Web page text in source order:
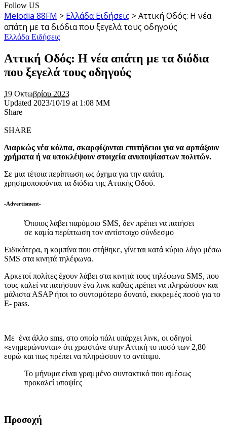
Follow US
Melodia 88FM > Ελλάδα Ειδήσεις >Αττική Οδός: Η νέα
απάτη με τα διόδια που ξεγελά τους οδηγούς
Ελλάδα Ειδήσεις
Αττική Οδός: Η νέα απάτη με τα διόδια
που ξεγελά τους οδηγούς
19 Οκτωβρίου 2023
Updated 2023/10/19 at 1:08 ΜΜ
Share
SHARE
Διαρκώς νέα κόλπα, σκαρφίζονται επιτήδειοι για να αρπάξουν
χρήματα ή να υποκλέψουν στοιχεία ανυποψίαστων πολιτών.
Σε μια τέτοια περίπτωση ως όχημα για την απάτη,
χρησιμοποιούνται τα διόδια της Αττικής Οδού.
-Advertisment-
Όποιος λάβει παρόμοιο SMS, δεν πρέπει να πατήσει
σε καμία περίπτωση τον αντίστοιχο σύνδεσμο
Ειδικότερα, η κομπίνα που στήθηκε, γίνεται κατά κύριο λόγο μέσω
SMS στα κινητά τηλέφωνα.
Αρκετοί πολίτες έχουν λάβει στα κινητά τους τηλέφωνα SMS, που
τους καλεί να πατήσουν ένα λινκ καθώς πρέπει να πληρώσουν και
μάλιστα ΑSAP ήτοι το συντομότερο δυνατό, εκκρεμές ποσό για το
E- pass.
Με ένα άλλο sms, στο οποίο πάλι υπάρχει λινκ, οι οδηγοί
«ενημερώνονται» ότι χρωστάνε στην Αττική το ποσό των 2,80
ευρώ και πως πρέπει να πληρώσουν το αντίτιμο.
Το μήνυμα είναι γραμμένο συντακτικό που αμέσως
προκαλεί υποψίες
Προσοχή